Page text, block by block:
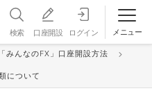
検索 口座開設 ログイン メニュー
類について
「みんなのFX」口座開設方法
について